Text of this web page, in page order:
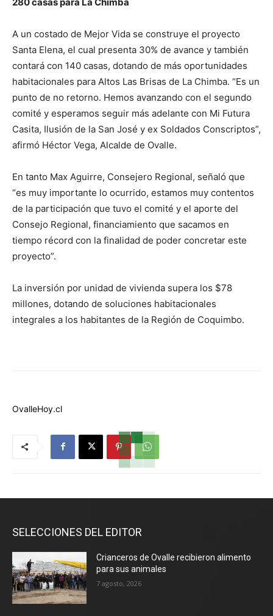
A un costado de Mejor Vida se construye el proyecto
Santa Elena, el cual presenta 30% de avance y también
contará con 140 casas, dotando de más oportunidades
habitacionales para Altos Las Brisas de La Chimba. “Es un
punto de no retorno. Hemos avanzando con el segundo
comité y esperamos seguir más adelante con Mi Futura
Casita, Ilusión de la San José y ex Soldados Conscriptos”,
afirmó Héctor Vega, Alcalde de Ovalle.
En tanto Max Aguirre, Consejero Regional, señaló que
“es muy importante lo ocurrido, estamos muy contentos
de la participación que tuvo el comité y el aporte del
Consejo Regional, financiamiento que sacamos en
tiempo récord con la finalidad de poder concretar este
proyecto”.
La inversión por unidad de vivienda supera los $78
millones, dotando de soluciones habitacionales
integrales a los habitantes de la Región de Coquimbo.
OvalleHoy.cl
SELECCIONES DEL EDITOR
Crianceros de Ovalle recibieron alimento
para sus animales
7 agosto, 2026